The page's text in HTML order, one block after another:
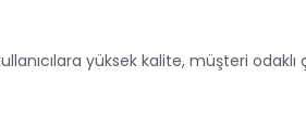
yüksek kalite, müşteri